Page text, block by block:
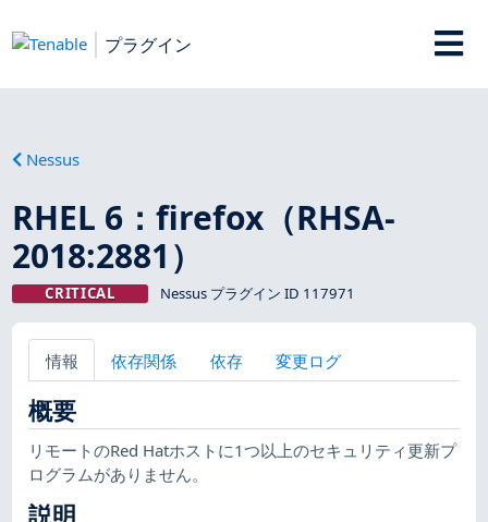
プラグイン
Nessus
RHEL 6：firefox（RHSA-
2018:2881）
CRITICAL Nessus プラグイン ID 117971
情報 依存関係 依存 変更ログ
概要
リモートのRed Hatホストに1つ以上のセキュリティ更新プ
ログラムがありません。
説明